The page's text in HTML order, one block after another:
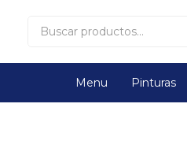
Menu Pinturas